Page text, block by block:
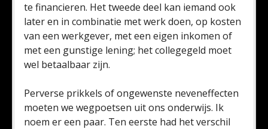
te financieren. Het tweede deel kan iemand ook
later en in combinatie met werk doen, op kosten
van een werkgever, met een eigen inkomen of
met een gunstige lening; het collegegeld moet
wel betaalbaar zijn.
Perverse prikkels of ongewenste neveneffecten
moeten we wegpoetsen uit ons onderwijs. Ik
noem er een paar. Ten eerste had het verschil